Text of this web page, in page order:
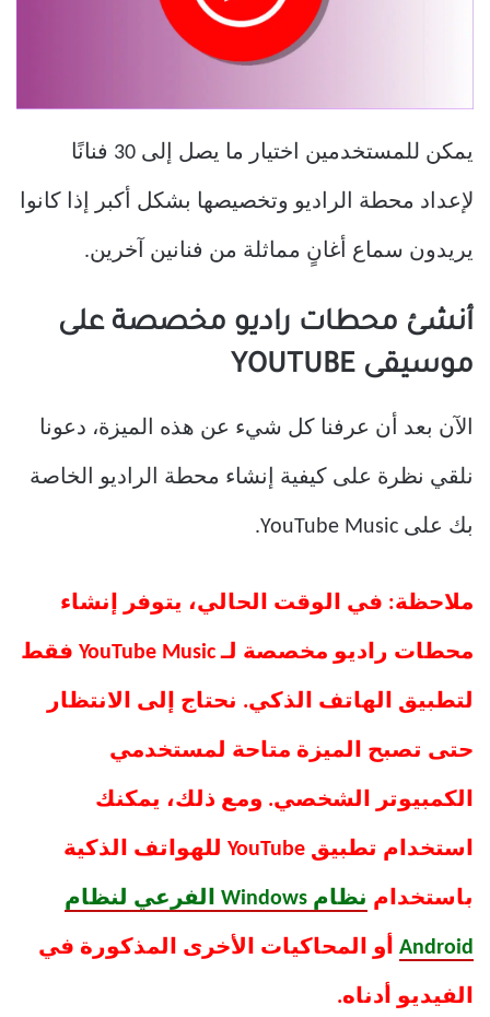
يمكن للمستخدمين اختيار ما يصل إلى 30 فنانًا
لإعداد محطة الراديو وتخصيصها بشكل أكبر إذا كانوا
يريدون سماع أغانٍ مماثلة من فنانين آخرين.
أنشئ محطات راديو مخصصة على
موسيقى YOUTUBE
الآن بعد أن عرفنا كل شيء عن هذه الميزة، دعونا
نلقي نظرة على كيفية إنشاء محطة الراديو الخاصة
بك على YouTube Music.
ملاحظة: في الوقت الحالي، يتوفر إنشاء
محطات راديو مخصصة لـ YouTube Music فقط
لتطبيق الهاتف الذكي. نحتاج إلى الانتظار
حتى تصبح الميزة متاحة لمستخدمي
الكمبيوتر الشخصي. ومع ذلك، يمكنك
استخدام تطبيق YouTube للهواتف الذكية
باستخدام نظام Windows الفرعي لنظام
Android أو المحاكيات الأخرى المذكورة في
الفيديو أدناه.